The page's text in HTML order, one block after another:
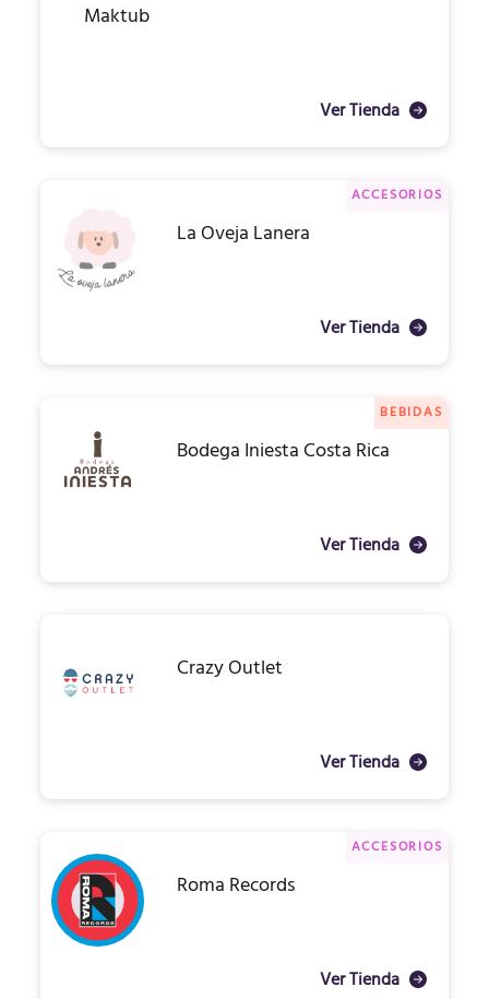
Maktub
Ver Tienda
ACCESORIOS
La Oveja Lanera
Ver Tienda
BEBIDAS
Bodega Iniesta Costa Rica
Ver Tienda
Crazy Outlet
Ver Tienda
ACCESORIOS
Roma Records
Ver Tienda